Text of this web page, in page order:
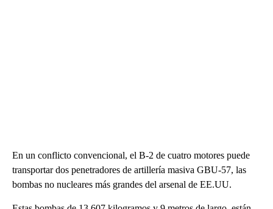
En un conflicto convencional, el B-2 de cuatro motores puede
transportar dos penetradores de artillería masiva GBU-57, las
bombas no nucleares más grandes del arsenal de EE.UU.